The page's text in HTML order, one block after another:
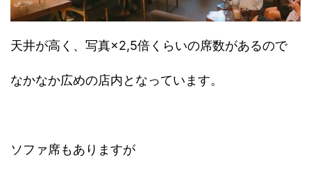
天井が高く、写真×2,5倍くらいの席数があるので
なかなか広めの店内となっています。
ソファ席もありますが